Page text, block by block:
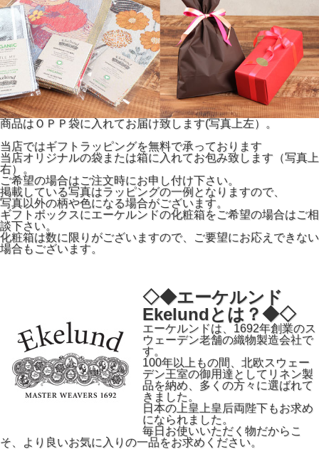
商品はＯＰＰ袋に入れてお届け致します(写真上左）。
当店ではギフトラッピングを無料で承っております
当店オリジナルの袋または箱に入れてお包み致します（写真上
右）。
ご希望の場合はご注文時にお申し付け下さい。
掲載している写真はラッピングの一例となりますので、
写真以外の柄や色になる場合がございます。
ギフトボックスにエーケルンドの化粧箱をご希望の場合はご相
談下さい。
化粧箱は数に限りがございますので、ご要望にお応えできない
場合もございます。
◇◆エーケルンド
Ekelundとは？◆◇
エーケルンドは、1692年創業のス
ウェーデン老舗の織物製造会社で
す。
100年以上もの間、北欧スウェー
デン王室の御用達としてリネン製
品を納め、多くの方々に選ばれて
きました。
日本の上皇上皇后両陛下もお求め
になられました。
毎日お使いいただく物だからこ
そ、より良いお気に入りの一品をお求めください。